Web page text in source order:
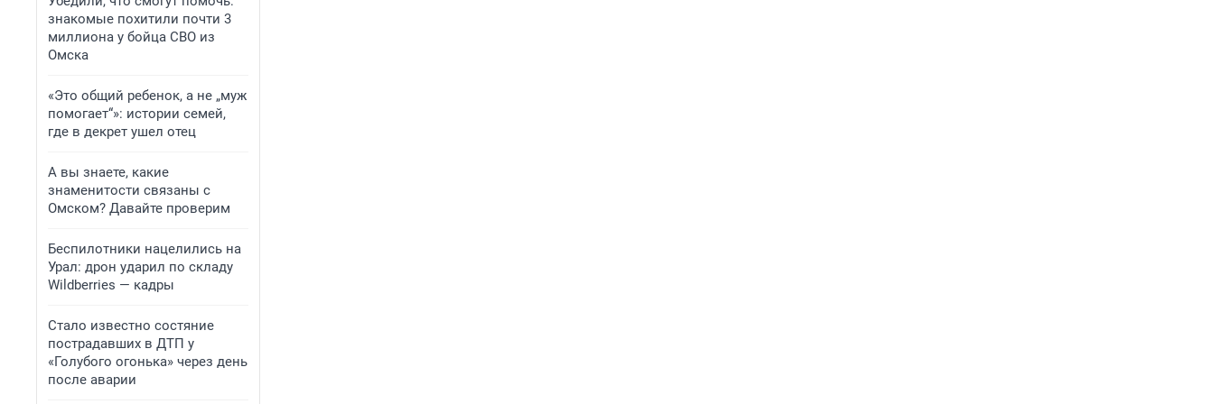
знакомые похитили почти 3
миллиона у бойца СВО из
Омска
«Это общий ребенок, а не „муж
помогает“»: истории семей,
где в декрет ушел отец
А вы знаете, какие
знаменитости связаны с
Омском? Давайте проверим
Беспилотники нацелились на
Урал: дрон ударил по складу
Wildberries — кадры
Стало известно состяние
пострадавших в ДТП у
«Голубого огонька» через день
после аварии